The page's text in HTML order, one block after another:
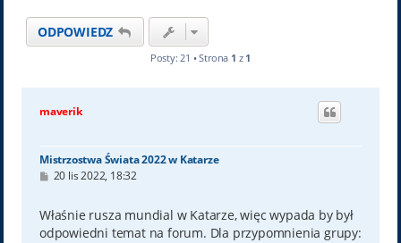
ODPOWIEDZ
Posty: 21 • Strona 1 z 1
maverik
Mistrzostwa Świata 2022 w Katarze
P
t
20 lis 2022, 18:32
Właśnie rusza mundial w Katarze, więc wypada by był
odpowiedni temat na forum. Dla przypomnienia grupy: